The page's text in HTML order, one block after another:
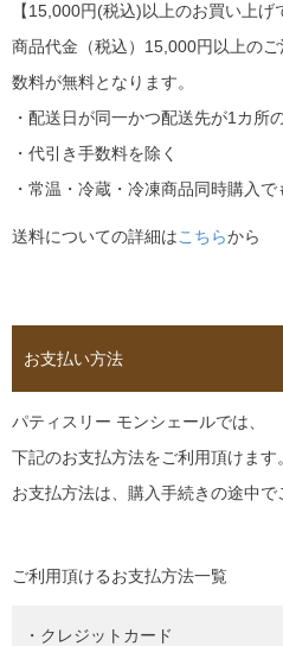
【15,000円(税込)以上のお買い上げ
商品代金（税込）15,000円以上の
数料が無料となります。
・配送日が同一かつ配送先が1カ所
・代引き手数料を除く
・常温・冷蔵・冷凍商品同時購入で
送料についての詳細はこちらから
お支払い方法
パティスリー モンシェールでは、
下記のお支払方法をご利用頂けます。
お支払方法は、購入手続きの途中で
ご利用頂けるお支払方法一覧
・クレジットカード